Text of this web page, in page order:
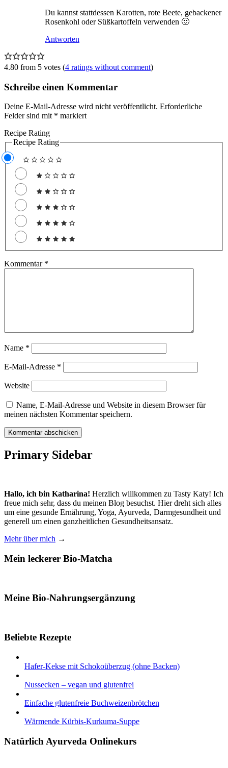
Du kannst stattdessen Karotten, rote Beete, gebackener
Rosenkohl oder Süßkartoffeln verwenden 🙂
Antworten
4.80 from 5 votes (4 ratings without comment)
Schreibe einen Kommentar
Deine E-Mail-Adresse wird nicht veröffentlicht. Erforderliche
Felder sind mit * markiert
Recipe Rating
Recipe Rating
Kommentar *
Name *
E-Mail-Adresse *
Website
Name, E-Mail-Adresse und Website in diesem Browser für
meinen nächsten Kommentar speichern.
Primary Sidebar
Hallo, ich bin Katharina! Herzlich willkommen zu Tasty Katy! Ich
freue mich sehr, dass du meinen Blog besuchst. Hier dreht sich alles
um eine gesunde Ernährung, Yoga, Ayurveda, Darmgesundheit und
generell um einen ganzheitlichen Gesundheitsansatz.
Mehr über mich →
Mein leckerer Bio-Matcha
Meine Bio-Nahrungsergänzung
Beliebte Rezepte
Hafer-Kekse mit Schokoüberzug (ohne Backen)
Nussecken – vegan und glutenfrei
Einfache glutenfreie Buchweizenbrötchen
Wärmende Kürbis-Kurkuma-Suppe
Natürlich Ayurveda Onlinekurs